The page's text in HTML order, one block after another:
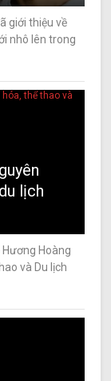
giới thiệu về
nhô lên trong
lịch
Hoàng
và Du lịch